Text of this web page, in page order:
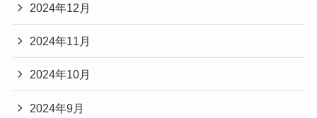
2024年12月
2024年11月
2024年10月
2024年9月